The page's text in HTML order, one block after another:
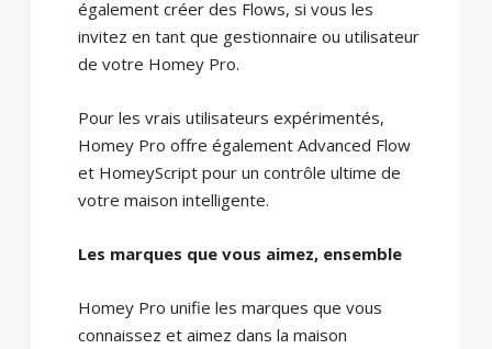
également créer des Flows, si vous les
invitez en tant que gestionnaire ou utilisateur
de votre Homey Pro.
Pour les vrais utilisateurs expérimentés,
Homey Pro offre également Advanced Flow
et HomeyScript pour un contrôle ultime de
votre maison intelligente.
Les marques que vous aimez, ensemble
Homey Pro unifie les marques que vous
connaissez et aimez dans la maison